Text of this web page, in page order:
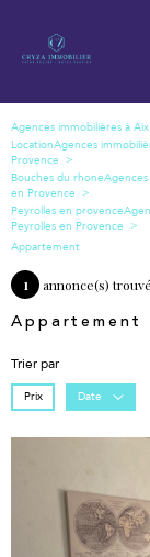
Location
Bouches du rhone
Peyrolles en provence
Appartement
1 annonce(s)
Appartement
Trier par
Prix Date